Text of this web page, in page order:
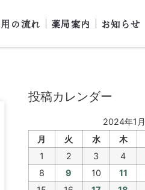
の流れ 薬局案内 お知らせ
投稿カレンダー
2024年1月
月
火 水 木
1
2 3 4
8
9 10 11